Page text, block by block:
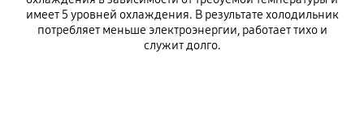
имеет 5 уровней охлаждения. В результате холодильник
потребляет меньше электроэнергии, работает тихо и
служит долго.